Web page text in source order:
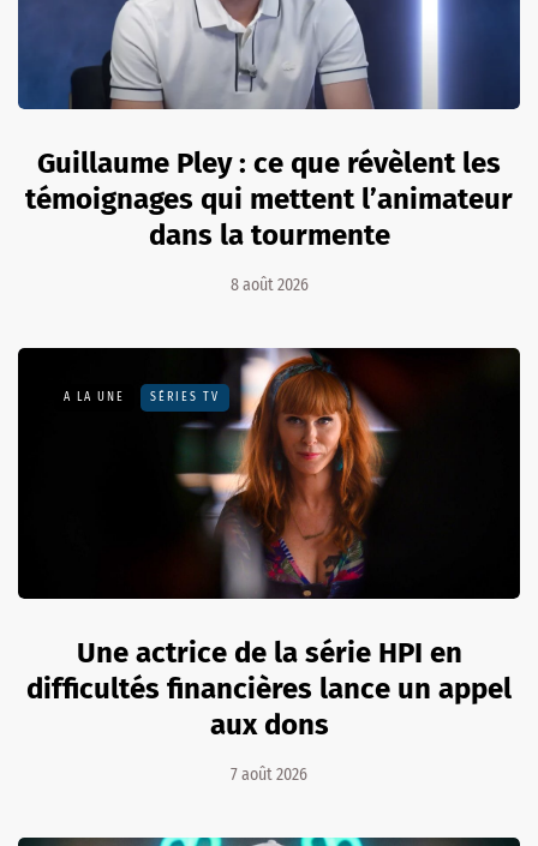
Guillaume Pley : ce que révèlent les
témoignages qui mettent l’animateur
dans la tourmente
8 août 2026
A LA UNE SÉRIES TV
Une actrice de la série HPI en
difficultés financières lance un appel
aux dons
7 août 2026